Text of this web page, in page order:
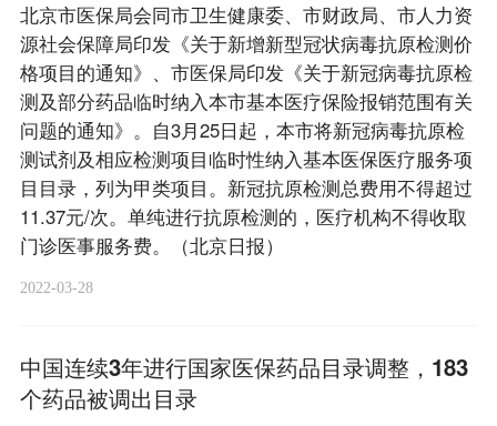
北京市医保局会同市卫生健康委、市财政局、市人力资
源社会保障局印发《关于新增新型冠状病毒抗原检测价
格项目的通知》、市医保局印发《关于新冠病毒抗原检
测及部分药品临时纳入本市基本医疗保险报销范围有关
问题的通知》。自3月25日起，本市将新冠病毒抗原检
测试剂及相应检测项目临时性纳入基本医保医疗服务项
目目录，列为甲类项目。新冠抗原检测总费用不得超过
11.37元/次。单纯进行抗原检测的，医疗机构不得收取
门诊医事服务费。（北京日报）
2022-03-28
中国连续3年进行国家医保药品目录调整，183
个药品被调出目录